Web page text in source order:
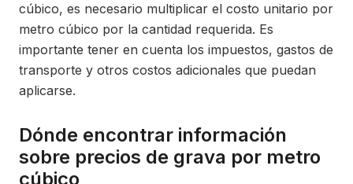
cúbico, es necesario multiplicar el costo unitario por
metro cúbico por la cantidad requerida. Es
importante tener en cuenta los impuestos, gastos de
transporte y otros costos adicionales que puedan
aplicarse.
Dónde encontrar información
sobre precios de grava por metro
cúbico